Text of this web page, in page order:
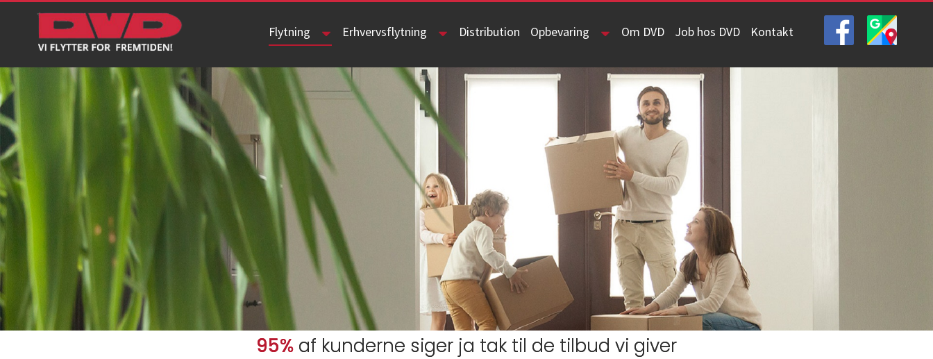
Flytning Erhvervsflytning Distribution Opbevaring Om DVD Job hos DVD Kontakt
95% af kunderne siger ja tak til de tilbud vi giver